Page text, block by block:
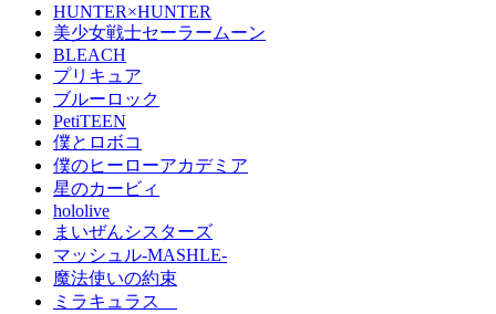
HUNTER×HUNTER
美少女戦士セーラームーン
BLEACH
プリキュア
ブルーロック
PetiTEEN
僕とロボコ
僕のヒーローアカデミア
星のカービィ
hololive
まいぜんシスターズ
マッシュル-MASHLE-
魔法使いの約束
ミラキュラス